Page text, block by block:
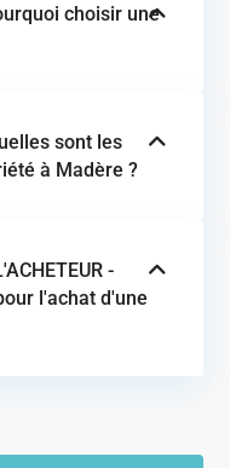
choisir une
sont les
à Madère ?
-
l'achat d'une